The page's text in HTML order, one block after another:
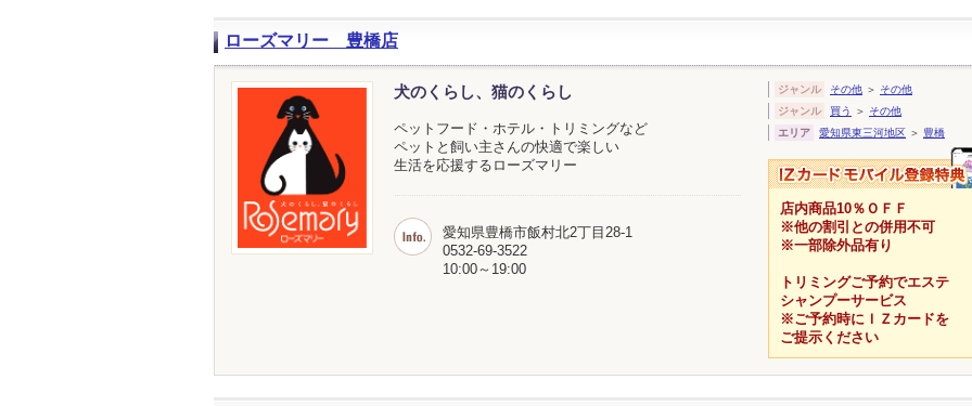
ローズマリー 豊橋店
犬のくらし、猫のくらし
ペットフード・ホテル・トリミングなど
ペットと飼い主さんの快適で楽しい
生活を応援するローズマリー
愛知県豊橋市飯村北2丁目28-1
0532-69-3522
10:00～19:00
ジャンル その他 ＞ その他
ジャンル
買う ＞ その他
エリア
愛知県東三河地区 ＞ 豊橋
店内商品10％ＯＦＦ
※他の割引との併用不可
※一部除外品有り
トリミングご予約でエステ
シャンプーサービス
※ご予約時にＩＺカードを
ご提示ください